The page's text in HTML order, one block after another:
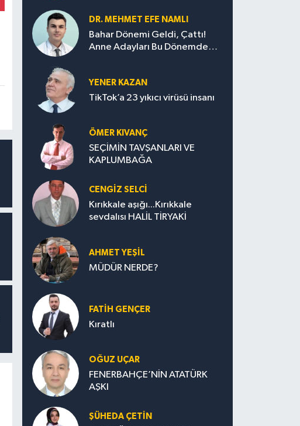
DR. MEHMET EFE NAMLI
Bahar Dönemi Geldi, Çattı!
Anne Adayları Bu Dönemde
YENER KAZAN
TikTok’a 23 yıkıcı virüsü insanı
ÖMER KIVANÇ
SEÇİMİN TAVŞANLARI VE
KAPLUMBAĞA
CENGİZ SELCİ
Kırıkkale aşığı...Kırıkkale
sevdalısı HALİL TİRYAKİ
AHMET YEŞİL
MÜDÜR NERDE?
FATIH GENÇER
Kıratlı
OĞUZ UÇAR
FENERBAHÇE’NİN ATATÜRK
AŞKI
ŞÜHEDA ÇETİN